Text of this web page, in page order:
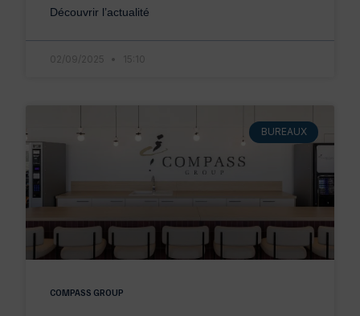
Découvrir l’actualité
02/09/2025 15:10
BUREAUX
COMPASS GROUP